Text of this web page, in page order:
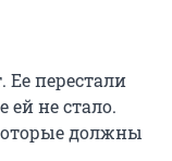
перестали
ей не стало.
должны